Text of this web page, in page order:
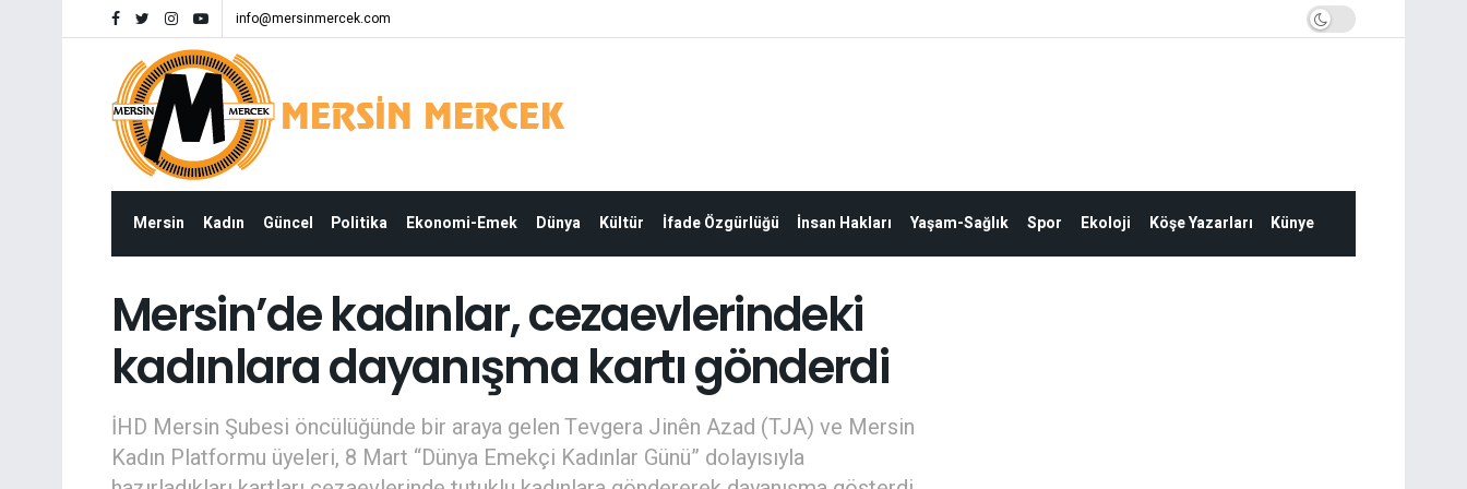
info@mersinmercek.com
Mersin Kadın Güncel Politika Ekonomi-Emek Dünya Kültür İfade Özgürlüğü İnsan Hakları Yaşam-Sağlık Spor Ekoloji Köşe Yazarları Künye
Mersin’de kadınlar, cezaevlerindeki
kadınlara dayanışma kartı gönderdi
İHD Mersin Şubesi öncülüğünde bir araya gelen Tevgera Jinên Azad (TJA) ve Mersin
Kadın Platformu üyeleri, 8 Mart “Dünya Emekçi Kadınlar Günü” dolayısıyla